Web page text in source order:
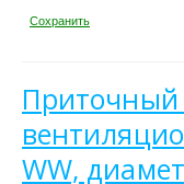
Сохранить
Приточный
WW,